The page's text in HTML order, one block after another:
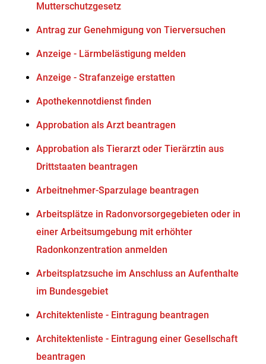
Mutterschutzgesetz
Antrag zur Genehmigung von Tierversuchen
Anzeige - Lärmbelästigung melden
Anzeige - Strafanzeige erstatten
Apothekennotdienst finden
Approbation als Arzt beantragen
Approbation als Tierarzt oder Tierärztin aus
Drittstaaten beantragen
Arbeitnehmer-Sparzulage beantragen
Arbeitsplätze in Radonvorsorgegebieten oder in
einer Arbeitsumgebung mit erhöhter
Radonkonzentration anmelden
Arbeitsplatzsuche im Anschluss an Aufenthalte
im Bundesgebiet
Architektenliste - Eintragung beantragen
Architektenliste - Eintragung einer Gesellschaft
beantragen